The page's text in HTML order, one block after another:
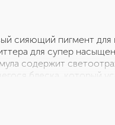
сияющий пигмент для
для супер
содержит
блеска, который
нанесения! •